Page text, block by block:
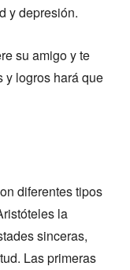
y depresión.
su amigo y te
y logros hará que
diferentes tipos
la
sinceras,
Las primeras